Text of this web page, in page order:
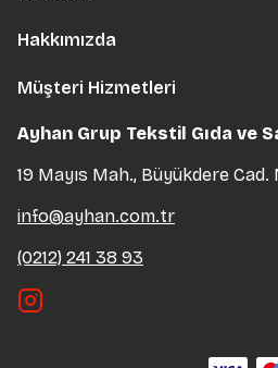
Hakkımızda
Müşteri Hizmetleri
Ayhan Grup Tekstil Gıda ve
19 Mayıs Mah., Büyükdere
info@ayhan.com.tr
(0212) 241 38 93